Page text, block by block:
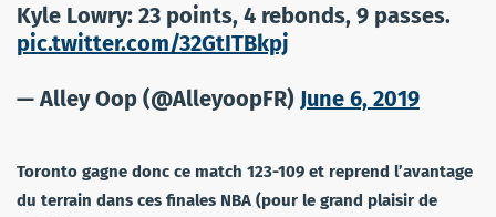
Kyle Lowry: 23 points, 4 rebonds, 9 passes.
pic.twitter.com/32GtITBkpj
— Alley Oop (@AlleyoopFR) June 6, 2019
Toronto gagne donc ce match 123-109 et reprend l’avantage
du terrain dans ces finales NBA (pour le grand plaisir de